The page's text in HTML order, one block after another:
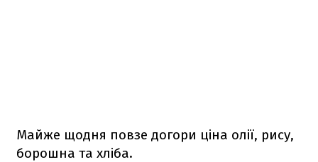
Майже щодня повзе догори ціна олії, рису,
борошна та хліба.